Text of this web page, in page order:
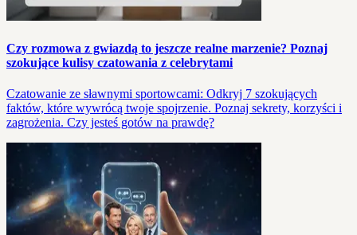
Czy rozmowa z gwiazdą to jeszcze realne marzenie? Poznaj
szokujące kulisy czatowania z celebrytami
Czatowanie ze sławnymi sportowcami: Odkryj 7 szokujących
faktów, które wywrócą twoje spojrzenie. Poznaj sekrety, korzyści i
zagrożenia. Czy jesteś gotów na prawdę?